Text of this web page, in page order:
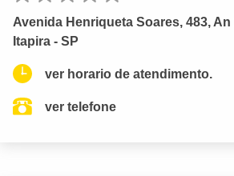
Avenida Henriqueta Soares, 483,
Itapira - SP
ver horario de atendimento.
ver telefone